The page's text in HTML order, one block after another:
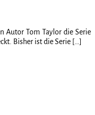
Autor Tom Taylor die Serie
Bisher ist die Serie […]